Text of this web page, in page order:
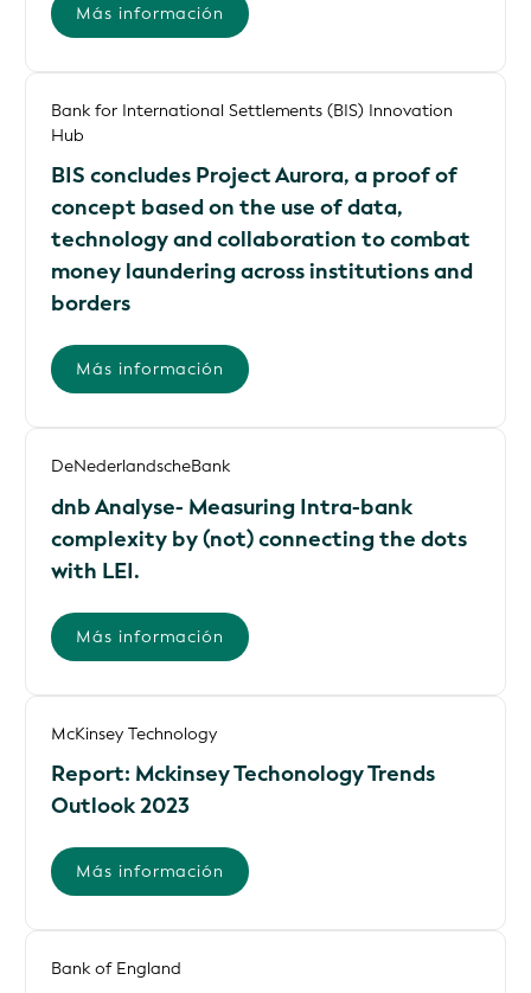
Más información
Bank for International Settlements (BIS) Innovation
Hub
BIS concludes Project Aurora, a proof of
concept based on the use of data,
technology and collaboration to combat
money laundering across institutions and
borders
Más información
DeNederlandscheBank
dnb Analyse- Measuring Intra-bank
complexity by (not) connecting the dots
with LEI.
Más información
McKinsey Technology
Report: Mckinsey Techonology Trends
Outlook 2023
Más información
Bank of England